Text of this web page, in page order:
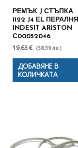
РЕМЪК J СТЪПКА
1122 J4 EL ПЕРАЛНЯ
INDESIT ARISTON
С00052046
19.63 € (38.39 лв.)
ДОБАВЯНЕ В
КОЛИЧКАТА